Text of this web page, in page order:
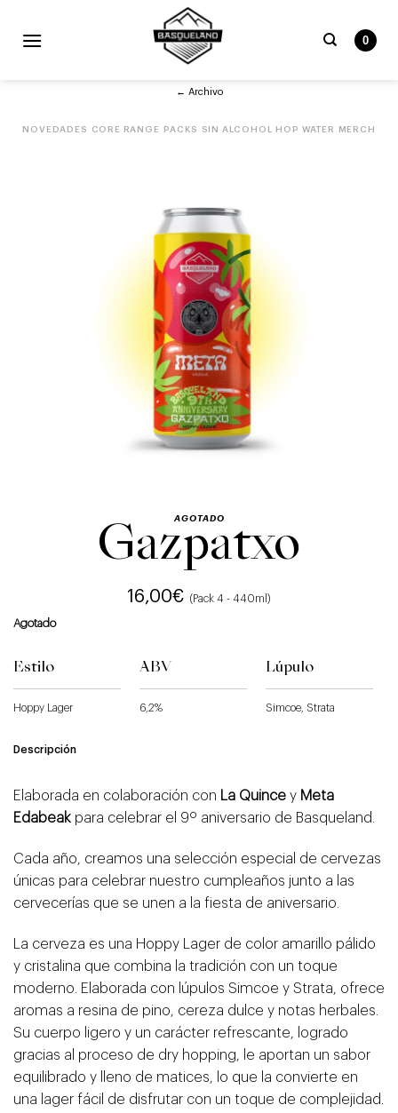
por:
0
← Archivo
NOVEDADES CORE RANGE PACKS SIN ALCOHOL HOP WATER MERCH
AGOTADO
Gazpatxo
16,00€ (Pack 4 - 440ml)
Agotado
Estilo
Hoppy Lager
ABV
6,2%
Lúpulo
Simcoe, Strata
Descripción
Elaborada en colaboración con La Quince y Meta
Edabeak para celebrar el 9º aniversario de Basqueland.
Cada año, creamos una selección especial de cervezas
únicas para celebrar nuestro cumpleaños junto a las
cervecerías que se unen a la fiesta de aniversario.
La cerveza es una Hoppy Lager de color amarillo pálido
y cristalina que combina la tradición con un toque
moderno. Elaborada con lúpulos Simcoe y Strata, ofrece
aromas a resina de pino, cereza dulce y notas herbales.
Su cuerpo ligero y un carácter refrescante, logrado
gracias al proceso de dry hopping, le aportan un sabor
equilibrado y lleno de matices, lo que la convierte en
una lager fácil de disfrutar con un toque de complejidad.